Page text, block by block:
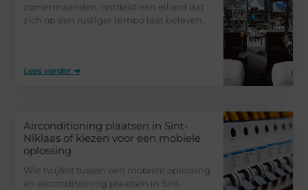
zomermaanden, ontdekt een eiland dat
zich op een rustiger tempo laat beleven.
Lees verder ➜
Airconditioning plaatsen in Sint-
Niklaas of kiezen voor een mobiele
oplossing
Wie twijfelt tussen een mobiele oplossing
en airconditioning plaatsen in Sint-